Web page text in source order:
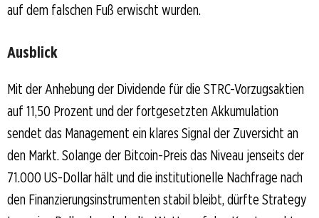
auf dem falschen Fuß erwischt wurden.
Ausblick
Mit der Anhebung der Dividende für die STRC-Vorzugsaktien
auf 11,50 Prozent und der fortgesetzten Akkumulation
sendet das Management ein klares Signal der Zuversicht an
den Markt. Solange der Bitcoin-Preis das Niveau jenseits der
71.000 US-Dollar hält und die institutionelle Nachfrage nach
den Finanzierungsinstrumenten stabil bleibt, dürfte Strategy